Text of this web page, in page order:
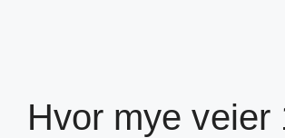
Hvor mye veier